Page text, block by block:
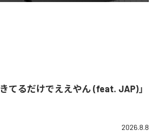
きてるだけでええやん (feat. JAP)」
2026.8.8